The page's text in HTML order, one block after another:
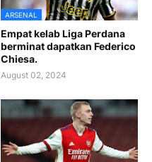
ARSENAL
Empat kelab Liga Perdana
berminat dapatkan Federico
Chiesa.
August 02, 2024